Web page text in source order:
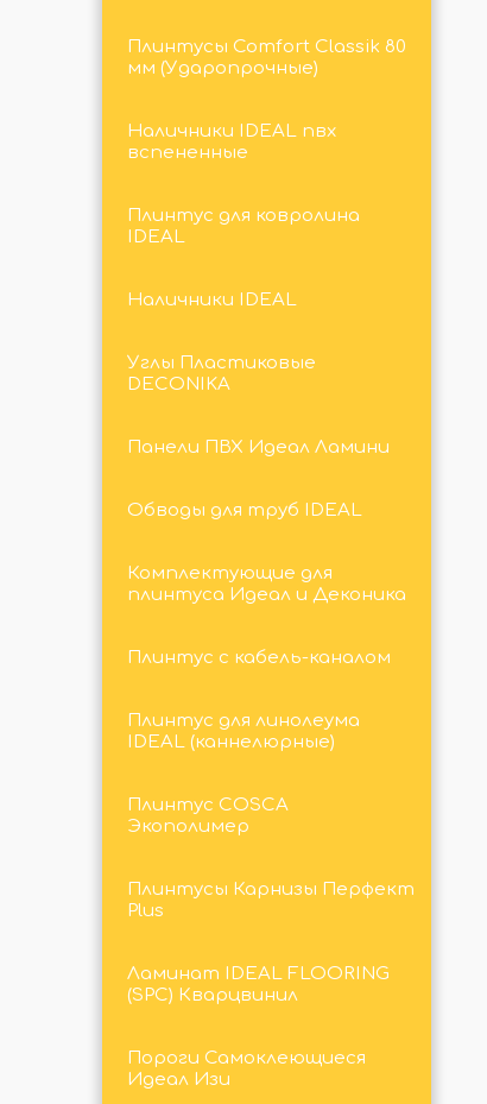
Плинтусы Comfort Classik 80
мм (Ударопрочные)
Наличники IDEAL пвх
вспененные
Плинтус для ковролина
IDEAL
Наличники IDEAL
Углы Пластиковые
DECONIKA
Панели ПВХ Идеал Ламини
Обводы для труб IDEAL
Комплектующие для
плинтуса Идеал и Деконика
Плинтус с кабель-каналом
Плинтус для линолеума
IDEAL (каннелюрные)
Плинтус COSCA
Экополимер
Плинтусы Карнизы Перфект
Plus
Ламинат IDEAL FLOORING
(SPC) Кварцвинил
Пороги Самоклеющиеся
Идеал Изи